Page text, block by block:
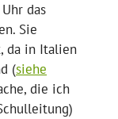
das
Sie
da in Italien
(siehe
die ich